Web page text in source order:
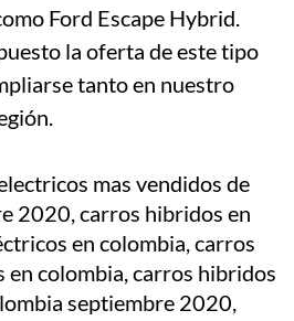
Ford Escape Hybrid.
la oferta de este tipo
tanto en nuestro